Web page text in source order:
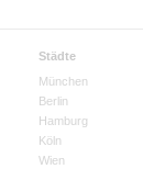
Städte
München
Berlin
Hamburg
Köln
Wien